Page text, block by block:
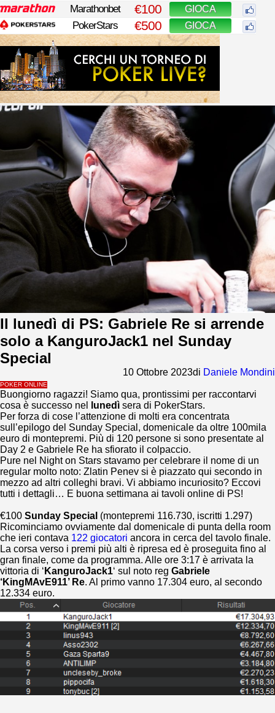
Marathonbet €100 GIOCA
PokerStars €500 GIOCA
Il lunedì di PS: Gabriele Re si arrende
solo a KanguroJack1 nel Sunday
Special
10 Ottobre 2023di Daniele Mondini
POKER ONLINE
Buongiorno ragazzi! Siamo qua, prontissimi per raccontarvi
cosa è successo nel
lunedì sera di PokerStars.
Per forza di cose l’attenzione di molti era concentrata
sull’epilogo del Sunday Special, domenicale da oltre 100mila
euro di montepremi. Più di 120 persone si sono presentate al
Day 2 e Gabriele Re ha sfiorato il colpaccio.
Pure nel Night on Stars stavamo per celebrare il nome di un
regular molto noto: Zlatin Penev si è piazzato qui secondo in
mezzo ad altri colleghi bravi. Vi abbiamo incuriosito? Eccovi
tutti i dettagli… E buona settimana ai tavoli online di PS!
€100 Sunday Special (montepremi 116.730, iscritti 1.297)
Ricominciamo ovviamente dal domenicale di punta della room
che ieri contava 122 giocatori ancora in cerca del tavolo finale.
La corsa verso i premi più alti è ripresa ed è proseguita fino al
gran finale, come da programma. Alle ore 3:17 è arrivata la
vittoria di ‘ KanguroJack1‘ sul noto reg Gabriele
‘KingMAvE911’ Re. Al primo vanno 17.304 euro, al secondo
12.334 euro.